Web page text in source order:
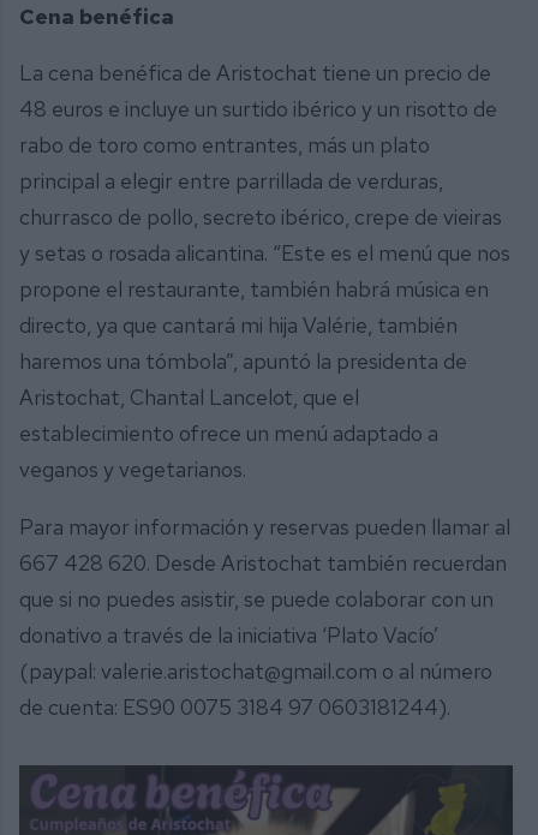
Cena benéfica
La cena benéfica de Aristochat tiene un precio de
48 euros e incluye un surtido ibérico y un risotto de
rabo de toro como entrantes, más un plato
principal a elegir entre parrillada de verduras,
churrasco de pollo, secreto ibérico, crepe de vieiras
y setas o rosada alicantina. “Este es el menú que nos
propone el restaurante, también habrá música en
directo, ya que cantará mi hija Valérie, también
haremos una tómbola”, apuntó la presidenta de
Aristochat, Chantal Lancelot, que el
establecimiento ofrece un menú adaptado a
veganos y vegetarianos.
Para mayor información y reservas pueden llamar al
667 428 620. Desde Aristochat también recuerdan
que si no puedes asistir, se puede colaborar con un
donativo a través de la iniciativa ‘Plato Vacío’
(paypal: valerie.aristochat@gmail.com o al número
de cuenta: ES90 0075 3184 97 0603181244).